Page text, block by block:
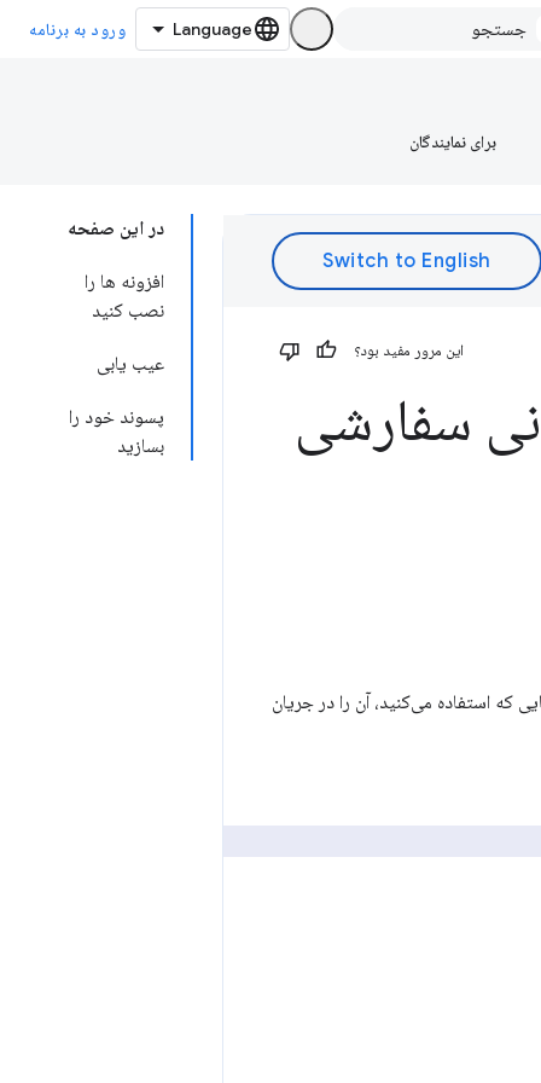
ورود به برنامه
برای نمایندگان
در این صفحه
افزونه ها را
نصب کنید
عیب یابی
پسوند خود را
بسازید
این مرور مفید بود؟
سفارشی
که استفاده می‌کنید، آن را در جریان